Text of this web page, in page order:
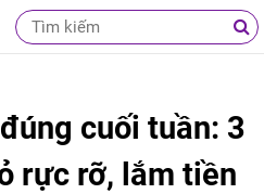
cuối tuần: 3
rực rỡ, lắm tiền